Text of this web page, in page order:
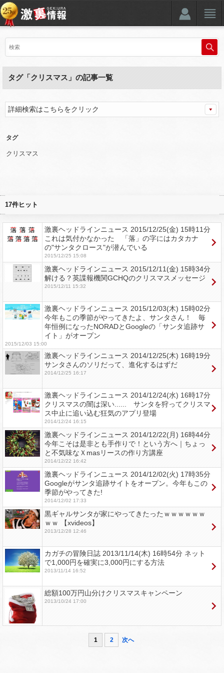
タグ「クリスマス」の記事一覧
詳細検索はこちらをクリック
タグ
クリスマス
17件ヒット
激裏ヘッドラインニュース 2015/12/25(金) 15時11分
これは気付かなかった 「落」の字にはカタカナ
の"サンタクロース"が潜んでいる
2015/12/25 15:08
激裏ヘッドラインニュース 2015/12/11(金) 15時34分
解ける？英諜報機関GCHQのクリスマスメッセージ
2015/12/11 15:32
激裏ヘッドラインニュース 2015/12/03(木) 15時02分
今年もこの季節がやってきたよ、サンタさん！ 毎
年恒例になったNORADとGoogleの「サンタ追跡サ
イト」がオープン
2015/12/03 15:00
激裏ヘッドラインニュース 2014/12/25(木) 16時19分
サンタさんのソリだって、進化するはずだ
2014/12/25 16:17
激裏ヘッドラインニュース 2014/12/24(水) 16時17分
クリスマスの闇は深い...... サンタを狩ってクリスマ
ス中止に追い込む狂気のアプリ登場
2014/12/24 16:15
激裏ヘッドラインニュース 2014/12/22(月) 16時44分
今年こそは是非とも手作りで！という方へ｜ちょっ
と不気味なＸmasリースの作り方講座
2014/12/22 16:42
激裏ヘッドラインニュース 2014/12/02(火) 17時35分
Googleがサンタ追跡サイトをオープン。今年もこの
季節がやってきた!
2014/12/02 17:33
黒ギャルサンタが家にやってきたったｗｗｗｗｗｗ
ｗｗ 【xvideos】
2013/12/28 12:46
カガチの冒険日誌 2013/11/14(木) 16時54分 ネット
で1,000円を確実に3,000円にする方法
2013/11/14 16:52
総額100万円山分けクリスマスキャンペーン
2013/10/24 17:00
1 2 次へ